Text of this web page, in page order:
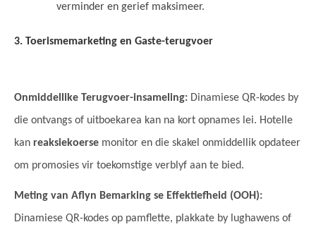
verminder en gerief maksimeer.
3. Toerismemarketing en Gaste-terugvoer
Onmiddellike Terugvoer-insameling: Dinamiese QR-kodes by
die ontvangs of uitboekarea kan na kort opnames lei. Hotelle
kan reaksiekoerse monitor en die skakel onmiddellik opdateer
om promosies vir toekomstige verblyf aan te bied.
Meting van Aflyn Bemarking se Effektiefheid (OOH):
Dinamiese QR-kodes op pamflette, plakkate by lughawens of